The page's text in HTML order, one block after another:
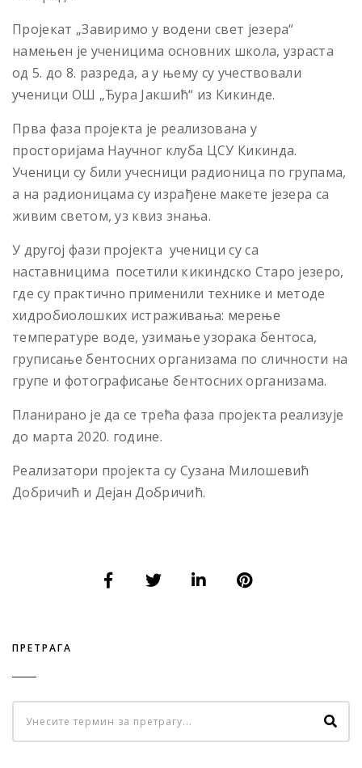
Пројекат „Завиримо у водени свет језера“
намењен је ученицима основних школа, узраста
од 5. до 8. разреда, a у њему су учествовали
ученици ОШ „Ђура Јакшић“ из Кикинде.
Прва фаза пројекта je реализована у
просторијама Научног клуба ЦСУ Кикинда.
Ученици су били учесници радионица по групама,
а на радионицама су израђене макете језера са
живим светом, уз квиз знања.
У другој фази пројекта ученици су са
наставницима посетили кикиндско Старо језеро,
где су практично применили технике и методе
хидробиолошких истраживања: мерење
температуре воде, узимање узорака бентоса,
груписање бентосних организама по сличности на
групе и фотографисање бентосних организама.
Планирано је да се трећа фаза пројекта реализује
до марта 2020. године.
Реализатори пројекта су Сузана Милошевић
Добричић и Дејан Добричић.
ПРЕТРАГА